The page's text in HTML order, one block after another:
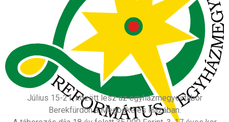
Július 15-21. között lesz az egyházmegyei tábor
Berekfürdőn a Megbékélés Házában.